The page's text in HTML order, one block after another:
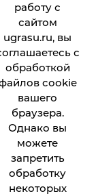
работу с
сайтом
ugrasu.ru, вы
с
обработкой
cookie
вашего
браузера.
Однако вы
можете
запретить
обработку
некоторых
Институт
Студенту
Родителям
граждан